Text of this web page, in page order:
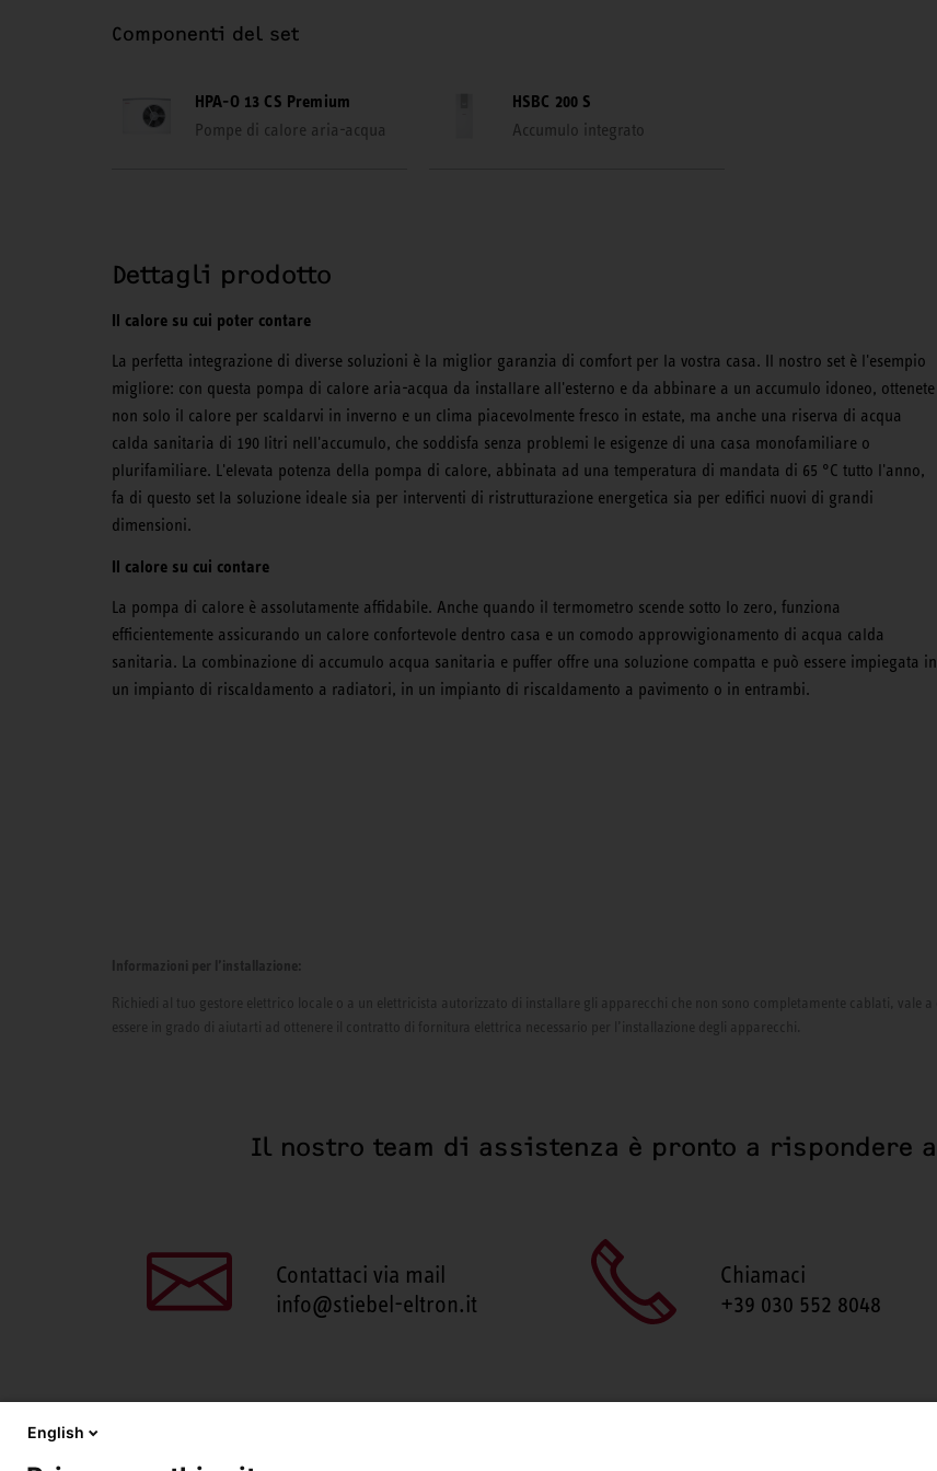
Componenti del set
HPA-O 13 CS Premium
Pompe di calore aria-acqua
HSBC 200 S
Accumulo integrato
Dettagli prodotto
Il calore su cui poter contare
La perfetta integrazione di diverse soluzioni è la miglior garanzia di comfort per la vostra casa. Il nostro set è l'esempio
migliore: con questa pompa di calore aria-acqua da installare all'esterno e da abbinare a un accumulo idoneo, ottenete
non solo il calore per scaldarvi in inverno e un clima piacevolmente fresco in estate, ma anche una riserva di acqua
calda sanitaria di 190 litri nell'accumulo, che soddisfa senza problemi le esigenze di una casa monofamiliare o
plurifamiliare. L'elevata potenza della pompa di calore, abbinata ad una temperatura di mandata di 65 °C tutto l'anno,
fa di questo set la soluzione ideale sia per interventi di ristrutturazione energetica sia per edifici nuovi di grandi
dimensioni.
Il calore su cui contare
La pompa di calore è assolutamente affidabile. Anche quando il termometro scende sotto lo zero, funziona
efficientemente assicurando un calore confortevole dentro casa e un comodo approvvigionamento di acqua calda
sanitaria. La combinazione di accumulo acqua sanitaria e puffer offre una soluzione compatta e può essere impiegata in
un impianto di riscaldamento a radiatori, in un impianto di riscaldamento a pavimento o in entrambi.
Informazioni per l’installazione:
Richiedi al tuo gestore elettrico locale o a un elettricista autorizzato di installare gli apparecchi che non sono completamente cablati, vale
essere in grado di aiutarti ad ottenere il contratto di fornitura elettrica necessario per l’installazione degli apparecchi.
Il nostro team di assistenza è pronto a rispondere
Contattaci via mail
info@stiebel-eltron.it
Chiamaci
+39 030 552 8048
English